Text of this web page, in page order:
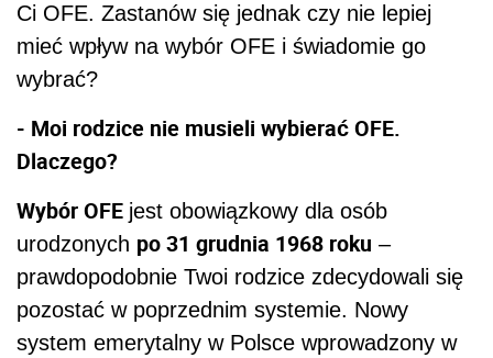
Ci OFE. Zastanów się jednak czy nie lepiej
mieć wpływ na wybór OFE i świadomie go
wybrać?
- Moi rodzice nie musieli wybierać OFE.
Dlaczego?
Wybór OFE jest obowiązkowy dla osób
urodzonych po 31 grudnia 1968 roku –
prawdopodobnie Twoi rodzice zdecydowali się
pozostać w poprzednim systemie. Nowy
system emerytalny w Polsce wprowadzony w